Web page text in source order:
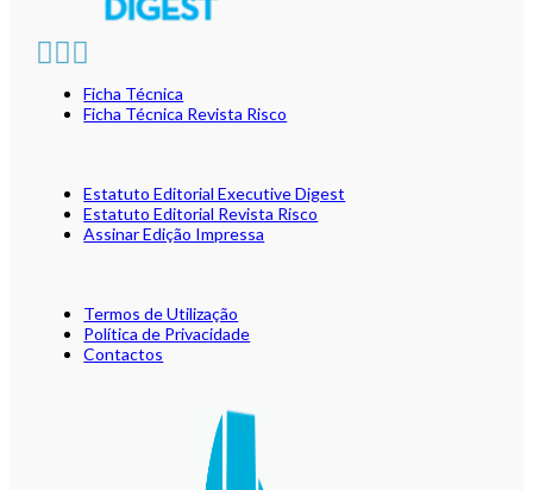
Ficha Técnica
Ficha Técnica Revista Risco
Estatuto Editorial Executive Digest
Estatuto Editorial Revista Risco
Assinar Edição Impressa
Termos de Utilização
Política de Privacidade
Contactos